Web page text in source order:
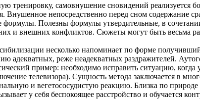
тренировку, самовнушение сновидений реализуется
Внушенное непосредственно перед сном содержание
Полезны формулы утвердительные, в
и внешних конфликтов. Сюжеты могут быть весьма
несколько напоминает по форме
адекватных, реже неадекватных раздражителей.
пример: необходимо исправить ситуацию,
телевизора). Сущность метода заключается в
и вегетососудистую реакцию. Близка по природе
у себя беспокоящее расстройство и обучается